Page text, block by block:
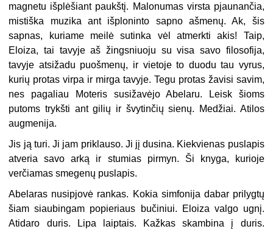
magnetu išplėšiant paukštį. Malonumas virsta pjaunančia,
mistiška muzika ant išploninto sapno ašmenų. Ak, šis
sapnas, kuriame meilė sutinka vėl atmerkti akis! Taip,
Eloiza, tai tavyje aš žingsniuoju su visa savo filosofija,
tavyje atsižadu puošmenų, ir vietoje to duodu tau vyrus,
kurių protas virpa ir mirga tavyje. Tegu protas žavisi savim,
nes pagaliau Moteris susižavėjo Abelaru. Leisk šioms
putoms trykšti ant gilių ir švytinčių sienų. Medžiai. Atilos
augmenija.
Jis ją turi. Ji jam priklauso. Ji jį dusina. Kiekvienas puslapis
atveria savo arką ir stumias pirmyn. Ši knyga, kurioje
verčiamas smegenų puslapis.
Abelaras nusipjovė rankas. Kokia simfonija dabar prilygtų
šiam siaubingam popieriaus bučiniui. Eloiza valgo ugnį.
Atidaro duris. Lipa laiptais. Kažkas skambina į duris.